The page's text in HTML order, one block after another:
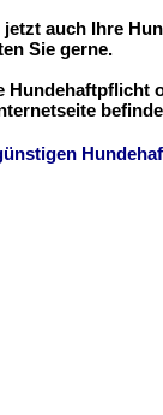
jetzt auch Ihre
Sie gerne.
Hundehaftpflicht